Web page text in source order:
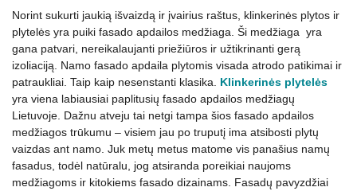
Norint sukurti jaukią išvaizdą ir įvairius raštus, klinkerinės plytos ir
plytelės yra puiki fasado apdailos medžiaga. Ši medžiaga yra
gana patvari, nereikalaujanti priežiūros ir užtikrinanti gerą
izoliaciją. Namo fasado apdaila plytomis visada atrodo patikimai ir
patraukliai. Taip kaip nesenstanti klasika. Klinkerinės plytelės
yra viena labiausiai paplitusių fasado apdailos medžiagų
Lietuvoje. Dažnu atveju tai netgi tampa šios fasado apdailos
medžiagos trūkumu – visiem jau po truputį ima atsibosti plytų
vaizdas ant namo. Juk metų metus matome vis panašius namų
fasadus, todėl natūralu, jog atsiranda poreikiai naujoms
medžiagoms ir kitokiems fasado dizainams. Fasadų pavyzdžiai